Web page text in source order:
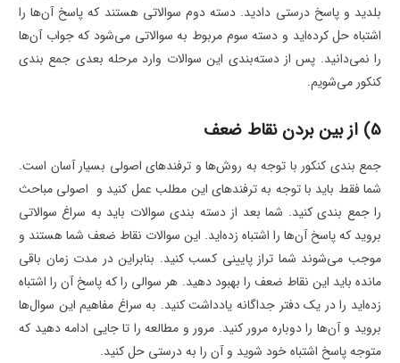
بلدید و پاسخ درستی دادید. دسته دوم سوالاتی هستند که پاسخ آن‌ها را
اشتباه حل کرده‌اید و دسته سوم مربوط به سوالاتی می‌شود که جواب آن‌ها
را نمی‌دانید. پس از دسته‌بندی این سوالات وارد مرحله بعدی جمع بندی
کنکور می‌شویم.
5) از بین بردن نقاط ضعف
جمع بندی کنکور با توجه به روش‌ها و ترفندهای اصولی بسیار آسان است.
شما فقط باید با توجه به ترفندهای این مطلب عمل کنید و اصولی مباحث
را جمع بندی کنید. شما بعد از دسته بندی سوالات باید به سراغ سوالاتی
بروید که پاسخ آن‌ها را اشتباه زده‌اید. این سوالات نقاط ضعف شما هستند و
موجب می‌شوند شما تراز پایینی کسب کنید. بنابراین در مدت زمان باقی
مانده باید این نقاط ضعف را بهبود دهید. هر سوالی را که پاسخ آن را اشتباه
زده‌اید را در یک دفتر جداگانه یادداشت کنید. به سراغ مفاهیم این سوال‌ها
بروید و آن‌ها را دوباره مرور کنید. مرور و مطالعه را تا جایی ادامه دهید که
متوجه پاسخ اشتباه خود شوید و آن را به درستی حل کنید.